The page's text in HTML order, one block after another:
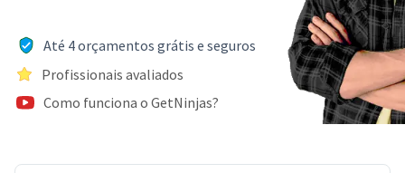
Até 4 orçamentos grátis e seguros
Profissionais avaliados
Como funciona o GetNinjas?